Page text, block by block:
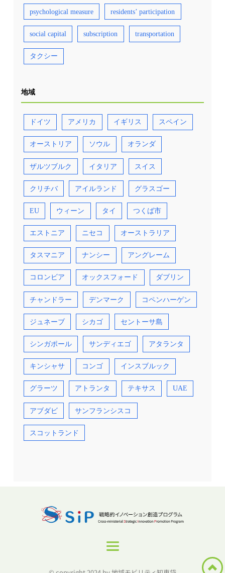
psychological measure residents’ participation
social capital subscription transportation
タクシー
地域
ドイツ アメリカ イギリス スペイン
オーストリア ソウル オランダ
ザルツブルク イタリア スイス
クリチバ アイルランド グラスゴー
EU ウィーン タイ つくば市
エストニア ニセコ オーストラリア
タスマニア ナンシー アングレーム
コロンビア オックスフォード ダブリン
チャンドラー デンマーク コペンハーゲン
ジュネーブ シカゴ セントーサ島
シンガポール サンディエゴ アタランタ
キンシャサ コンゴ インスブルック
グラーツ アトランタ テキサス UAE
アブダビ サンフランシスコ
スコットランド